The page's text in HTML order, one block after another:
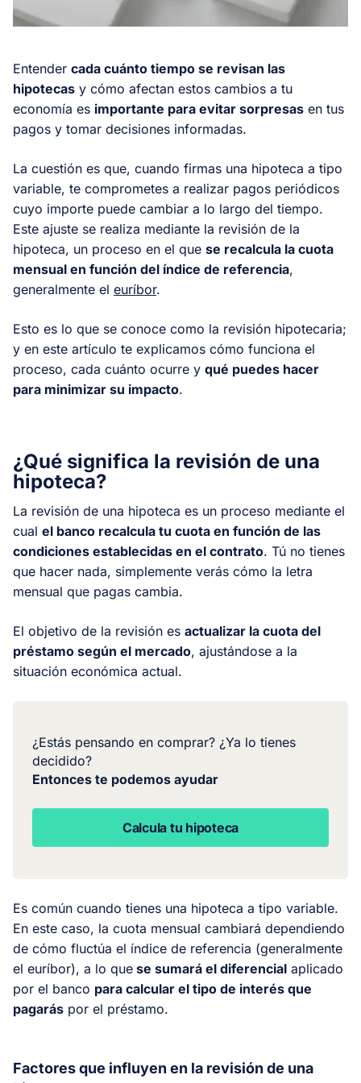
Entender cada cuánto tiempo se revisan las
hipotecas y cómo afectan estos cambios a tu
economía es importante para evitar sorpresas en tus
pagos y tomar decisiones informadas.
La cuestión es que, cuando firmas una hipoteca a tipo
variable, te comprometes a realizar pagos periódicos
cuyo importe puede cambiar a lo largo del tiempo.
Este ajuste se realiza mediante la revisión de la
hipoteca, un proceso en el que se recalcula la cuota
mensual en función del índice de referencia,
generalmente el euríbor.
Esto es lo que se conoce como la revisión hipotecaria;
y en este artículo te explicamos cómo funciona el
proceso, cada cuánto ocurre y qué puedes hacer
para minimizar su impacto.
¿Qué significa la revisión de una
hipoteca?
La revisión de una hipoteca es un proceso mediante el
cual el banco recalcula tu cuota en función de las
condiciones establecidas en el contrato. Tú no tienes
que hacer nada, simplemente verás cómo la letra
mensual que pagas cambia.
El objetivo de la revisión es actualizar la cuota del
préstamo según el mercado, ajustándose a la
situación económica actual.
¿Estás pensando en comprar? ¿Ya lo tienes
decidido?
Entonces te podemos ayudar
Calcula tu hipoteca
Es común cuando tienes una hipoteca a tipo variable.
En este caso, la cuota mensual cambiará dependiendo
de cómo fluctúa el índice de referencia (generalmente
el euríbor), a lo que se sumará el diferencial aplicado
por el banco para calcular el tipo de interés que
pagarás por el préstamo.
Factores que influyen en la revisión de una